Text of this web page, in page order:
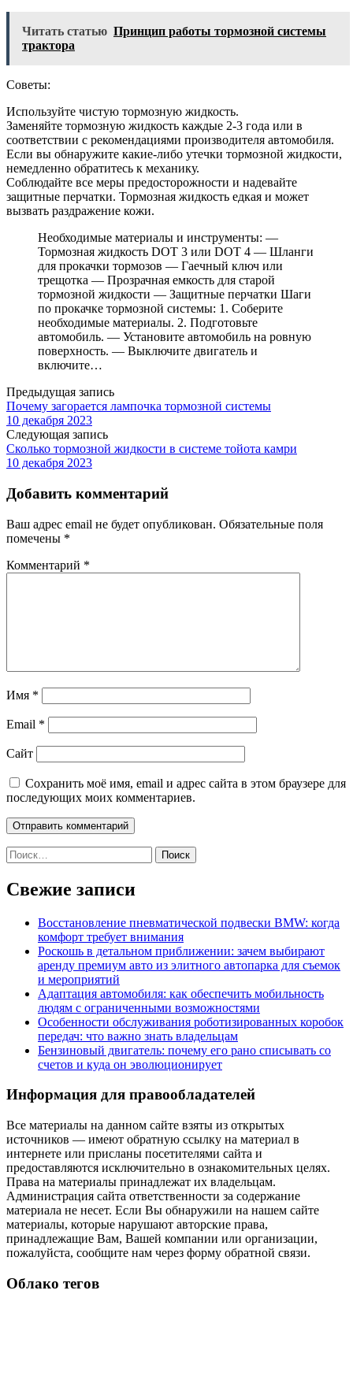
Читать статью Принцип работы тормозной системы
трактора
Советы:
Используйте чистую тормозную жидкость.
Заменяйте тормозную жидкость каждые 2-3 года или в
соответствии с рекомендациями производителя автомобиля.
Если вы обнаружите какие-либо утечки тормозной жидкости,
немедленно обратитесь к механику.
Соблюдайте все меры предосторожности и надевайте
защитные перчатки. Тормозная жидкость едкая и может
вызвать раздражение кожи.
Необходимые материалы и инструменты: —
Тормозная жидкость DOT 3 или DOT 4 — Шланги
для прокачки тормозов — Гаечный ключ или
трещотка — Прозрачная емкость для старой
тормозной жидкости — Защитные перчатки Шаги
по прокачке тормозной системы: 1. Соберите
необходимые материалы. 2. Подготовьте
автомобиль. — Установите автомобиль на ровную
поверхность. — Выключите двигатель и
включите…
Предыдущая запись
Почему загорается лампочка тормозной системы
10 декабря 2023
Следующая запись
Сколько тормозной жидкости в системе тойота камри
10 декабря 2023
Добавить комментарий
Ваш адрес email не будет опубликован. Обязательные поля
помечены *
Комментарий *
Имя *
Email *
Сайт
Сохранить моё имя, email и адрес сайта в этом браузере для
последующих моих комментариев.
Найти:
Свежие записи
Восстановление пневматической подвески BMW: когда
комфорт требует внимания
Роскошь в детальном приближении: зачем выбирают
аренду премиум авто из элитного автопарка для съемок
и мероприятий
Адаптация автомобиля: как обеспечить мобильность
людям с ограниченными возможностями
Особенности обслуживания роботизированных коробок
передач: что важно знать владельцам
Бензиновый двигатель: почему его рано списывать со
счетов и куда он эволюционирует
Информация для правообладателей
Все материалы на данном сайте взяты из открытых
источников — имеют обратную ссылку на материал в
интернете или присланы посетителями сайта и
предоставляются исключительно в ознакомительных целях.
Права на материалы принадлежат их владельцам.
Администрация сайта ответственности за содержание
материала не несет. Если Вы обнаружили на нашем сайте
материалы, которые нарушают авторские права,
принадлежащие Вам, Вашей компании или организации,
пожалуйста, сообщите нам через форму обратной связи.
Облако тегов